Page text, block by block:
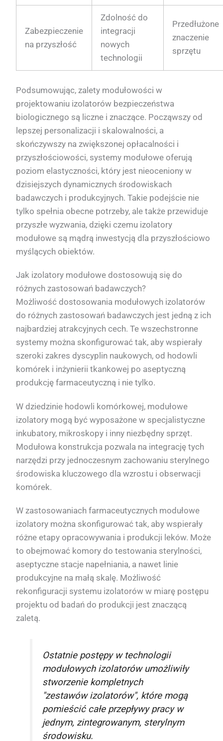
Zabezpieczenie
na przyszłość
Zdolność do
integracji
nowych
technologii
Przedłużone
znaczenie
sprzętu
Podsumowując, zalety modułowości w
projektowaniu izolatorów bezpieczeństwa
biologicznego są liczne i znaczące. Począwszy od
lepszej personalizacji i skalowalności, a
skończywszy na zwiększonej opłacalności i
przyszłościowości, systemy modułowe oferują
poziom elastyczności, który jest nieoceniony w
dzisiejszych dynamicznych środowiskach
badawczych i produkcyjnych. Takie podejście nie
tylko spełnia obecne potrzeby, ale także przewiduje
przyszłe wyzwania, dzięki czemu izolatory
modułowe są mądrą inwestycją dla przyszłościowo
myślących obiektów.
Jak izolatory modułowe dostosowują się do
różnych zastosowań badawczych?
Możliwość dostosowania modułowych izolatorów
do różnych zastosowań badawczych jest jedną z ich
najbardziej atrakcyjnych cech. Te wszechstronne
systemy można skonfigurować tak, aby wspierały
szeroki zakres dyscyplin naukowych, od hodowli
komórek i inżynierii tkankowej po aseptyczną
produkcję farmaceutyczną i nie tylko.
W dziedzinie hodowli komórkowej, modułowe
izolatory mogą być wyposażone w specjalistyczne
inkubatory, mikroskopy i inny niezbędny sprzęt.
Modułowa konstrukcja pozwala na integrację tych
narzędzi przy jednoczesnym zachowaniu sterylnego
środowiska kluczowego dla wzrostu i obserwacji
komórek.
W zastosowaniach farmaceutycznych modułowe
izolatory można skonfigurować tak, aby wspierały
różne etapy opracowywania i produkcji leków. Może
to obejmować komory do testowania sterylności,
aseptyczne stacje napełniania, a nawet linie
produkcyjne na małą skalę. Możliwość
rekonfiguracji systemu izolatorów w miarę postępu
projektu od badań do produkcji jest znaczącą
zaletą.
Ostatnie postępy w technologii
modułowych izolatorów umożliwiły
stworzenie kompletnych
"zestawów izolatorów", które mogą
pomieścić całe przepływy pracy w
jednym, zintegrowanym, sterylnym
środowisku.